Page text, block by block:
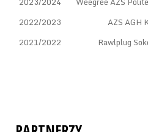
2022/2023
AZS AGH
2021/2022
Rawlplug